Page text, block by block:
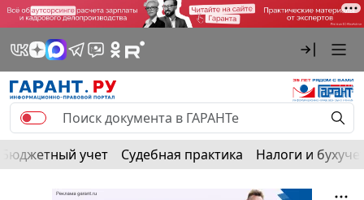
Бюджетный учет Судебная практика Налоги и